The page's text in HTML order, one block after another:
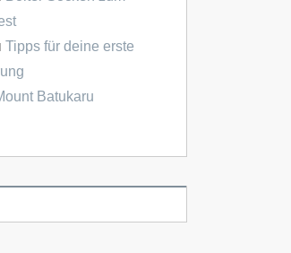
Tipps für deine erste
Batukaru